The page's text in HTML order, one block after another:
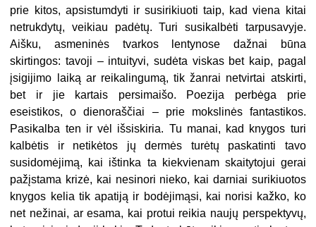
prie kitos, apsistumdyti ir susirikiuoti taip, kad viena kitai
netrukdytų, veikiau padėtų. Turi susikalbėti tarpusavyje.
Aišku, asmeninės tvarkos lentynose dažnai būna
skirtingos: tavoji – intuityvi, sudėta viskas bet kaip, pagal
įsigijimo laiką ar reikalingumą, tik žanrai netvirtai atskirti,
bet ir jie kartais persimaišo. Poezija perbėga prie
eseistikos, o dienoraščiai – prie mokslinės fantastikos.
Pasikalba ten ir vėl išsiskiria. Tu manai, kad knygos turi
kalbėtis ir netikėtos jų dermės turėtų paskatinti tavo
susidomėjimą, kai ištinka ta kiekvienam skaitytojui gerai
pažįstama krizė, kai nesinori nieko, kai darniai surikiuotos
knygos kelia tik apatiją ir bodėjimąsi, kai norisi kažko, ko
net nežinai, ar esama, kai protui reikia naujų perspektyvų,